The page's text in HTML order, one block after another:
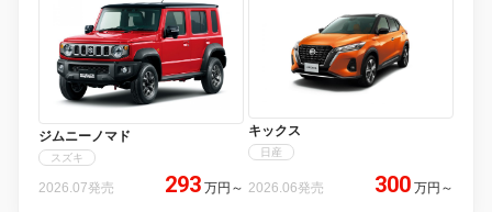
ジムニーノマド
スズキ
2026.07発売 293 万円 ～
キックス
日産
2026.06発売 300 万円 ～